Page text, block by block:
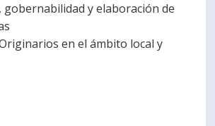
gobernabilidad y elaboración de
en el ámbito local y